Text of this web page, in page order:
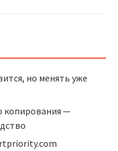
но менять уже
копирования —